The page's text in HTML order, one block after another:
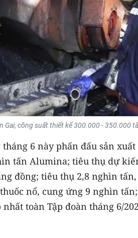
Gai, công suất thiết kế 300.000 - 350.000
6 này phấn đấu sản
tấn Alumina; tiêu thụ dự
đồng; tiêu thụ 2,8 nghìn
nổ, cung ứng 9 nghìn
toàn Tập đoàn tháng 6/